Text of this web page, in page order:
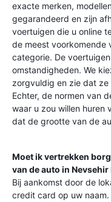
exacte merken,
gegarandeerd en zijn
voertuigen die u online
de meest voorkomende
categorie. De
omstandigheden. We
zorgvuldig en zie dat
Echter, de normen van
waar u zou willen huren
dat de grootte van de
Moet ik vertrekken
van de auto in Nevsehir
Bij aankomst door de
credit card op uw